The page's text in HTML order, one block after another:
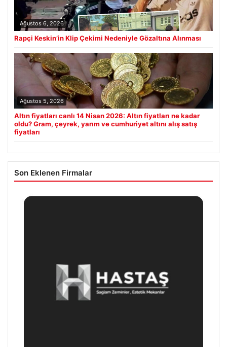
Ağustos 6, 2026
Rapçi Keskin’in Klip Çekimi Nedeniyle Gözaltına Alınması
Ağustos 5, 2026
Altın fiyatları canlı 14 Nisan 2026: Altın fiyatları ne kadar
oldu? Gram, çeyrek, yarım ve cumhuriyet altını alış satış
fiyatları
Son Eklenen Firmalar